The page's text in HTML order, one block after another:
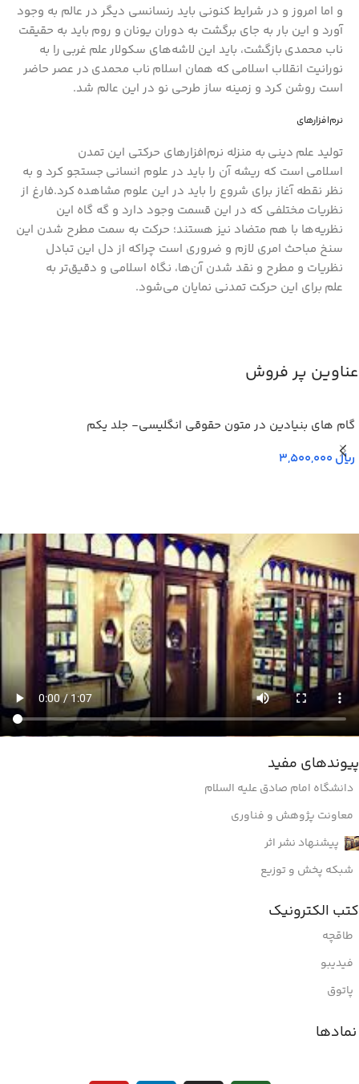
و اما امروز و در شرایط کنونی باید رنسانسی دیگر در عالم به وجود
آورد و این بار به جای برگشت به دوران یونان و روم باید به حقیقت
ناب محمدی بازگشت، باید این لاشه‌های سکولار علم غربی را به
نورانیت انقلاب اسلامی که همان اسلام ناب محمدی در عصر حاضر
است روشن کرد و زمینه ساز طرحی نو در این عالم شد.
نرم‌افزارهای‌
تولید علم دینی به منزله نرم‌افزارهای‌ حرکتی این تمدن
اسلامی است که ریشه آن را باید در علوم انسانی جستجو کرد و به
نظر نقطه آغاز برای شروع را باید در این علوم مشاهده کرد.فارغ از
نظریات مختلفی که در این قسمت وجود دارد و گه گاه این
نظریه‌ها با هم متضاد نیز هستند؛ حرکت به سمت مطرح شدن این
سنخ مباحث امری لازم و ضروری است چراکه از دل این تبادل
نظریات و مطرح و نقد شدن آن‌ها، نگاه اسلامی و دقیق‌تر به
علم برای این حرکت تمدنی نمایان می‌شود.
عناوین پر فروش
گام های بنیادین در متون حقوقي انگليسي- جلد يكم
ریال
پیوندهای مفید
دانشگاه امام صادق علیه السلام
معاونت پژوهش و فناوری
پیشنهاد نشر اثر
شبکه پخش و توزیع
کتب الکترونیک
طاقچه
فیدیبو
پاتوق
نمادها